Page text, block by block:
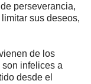
perseverancia,
sus deseos,
de los
son infelices a
desde el